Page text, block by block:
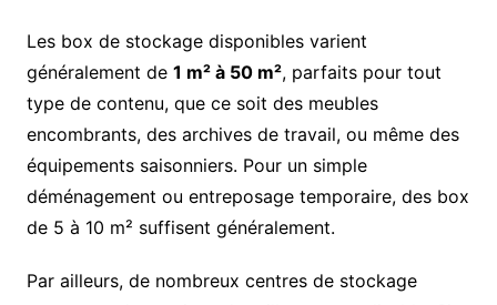
Les box de stockage disponibles varient
généralement de 1 m² à 50 m², parfaits pour tout
type de contenu, que ce soit des meubles
encombrants, des archives de travail, ou même des
équipements saisonniers. Pour un simple
déménagement ou entreposage temporaire, des box
de 5 à 10 m² suffisent généralement.
Par ailleurs, de nombreux centres de stockage